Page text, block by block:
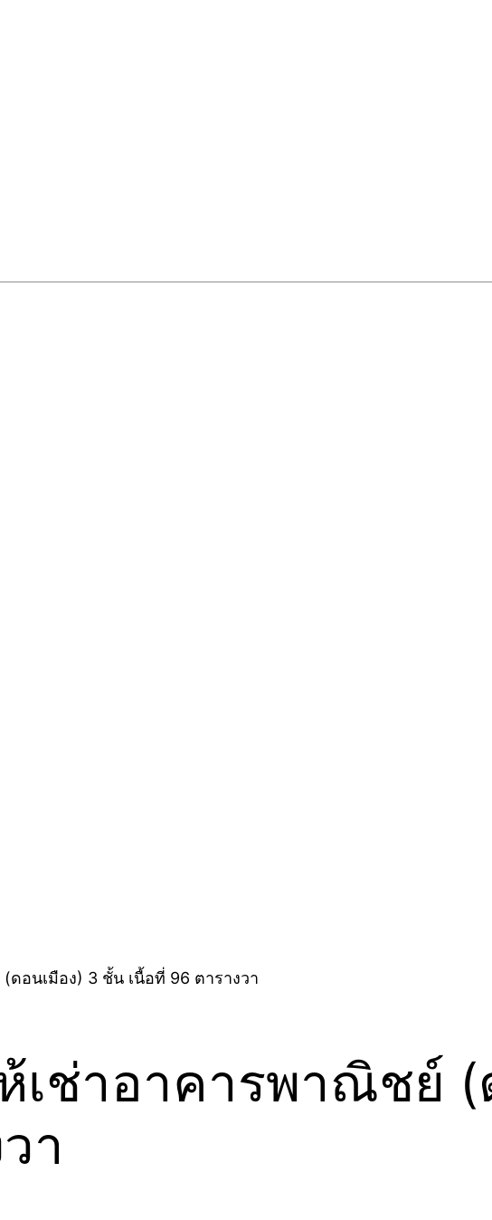
ต์ขายบ้าน รับจ้างโพสต์อสังหา แตกต่างอย่างตั้งใจ รับรองผล อันดับ
น
าโพสต์ เชื่อถือได้จริง รับโพสต์ ที่ดิน กับทีมงานบริษัท ถูกและดีที่สุด ไ
การณ์กว่า20ปี ทีมงานมืออาชีพ ช่วยคุณขายบ้านมานาน ตัวจริง
เช่าอาคารพาณิชย์
า